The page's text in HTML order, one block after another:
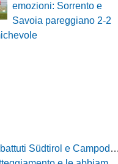
emozioni: Sorrento e
Savoia pareggiano 2-2
Campodarsego, Tabbiani sorride